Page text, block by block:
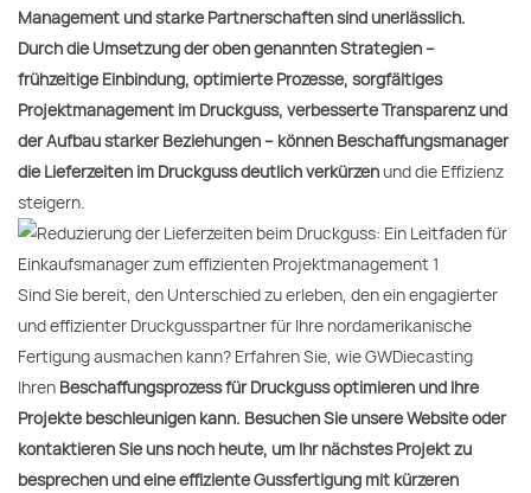
Management und starke Partnerschaften sind unerlässlich.
Durch die Umsetzung der oben genannten Strategien –
frühzeitige Einbindung, optimierte Prozesse, sorgfältiges
Projektmanagement im Druckguss, verbesserte Transparenz und
der Aufbau starker Beziehungen – können Beschaffungsmanager
die Lieferzeiten im Druckguss deutlich verkürzenund die Effizienz
steigern.
Sind Sie bereit, den Unterschied zu erleben, den ein engagierter
und effizienter Druckgusspartner für Ihre nordamerikanische
Fertigung ausmachen kann? Erfahren Sie, wie GWDiecasting
Ihren Beschaffungsprozess für Druckguss optimieren und Ihre
Projekte beschleunigen kann. Besuchen Sie unsere Website oder
kontaktieren Sie uns noch heute, um Ihr nächstes Projekt zu
besprechen und eine effiziente Gussfertigung mit kürzeren